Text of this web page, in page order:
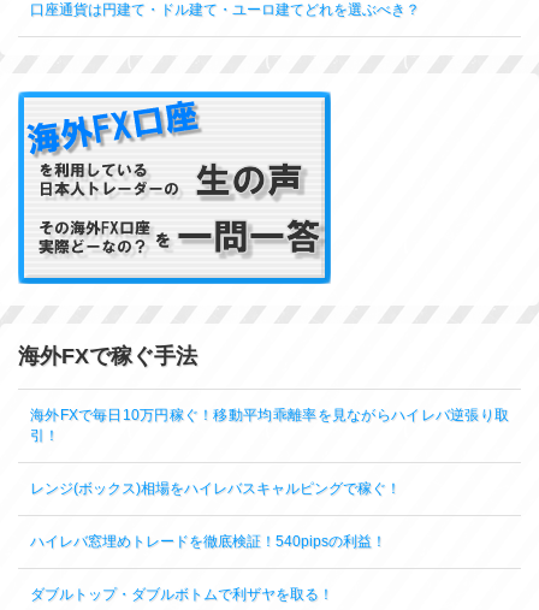
口座通貨は円建て・ドル建て・ユーロ建てどれを選ぶべき？
海外FXで稼ぐ手法
海外FXで毎日10万円稼ぐ！移動平均乖離率を見ながらハイレバ逆張り取
引！
レンジ(ボックス)相場をハイレバスキャルピングで稼ぐ！
ハイレバ窓埋めトレードを徹底検証！540pipsの利益！
ダブルトップ・ダブルボトムで利ザヤを取る！